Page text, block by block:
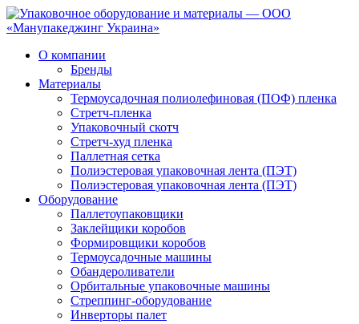
О компании
Бренды
Материалы
Термоусадочная полиолефиновая (ПОФ) пленка
Стретч-пленка
Упаковочный скотч
Стретч-худ пленка
Паллетная сетка
Полиэстеровая упаковочная лента (ПЭТ)
Полиэстеровая упаковочная лента (ПЭТ)
Оборудование
Паллетоупаковщики
Заклейщики коробов
Формировщики коробов
Термоусадочные машины
Обандероливатели
Орбитальные упаковочные машины
Стреппинг-оборудование
Инверторы палет